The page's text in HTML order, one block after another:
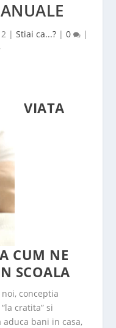
| Stiai ca...? | 0 |
VIATA
CUM NE
SCOALA
conceptia
cratita” si
bani in casa,